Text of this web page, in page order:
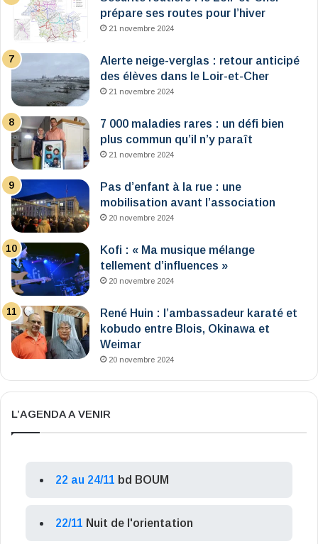
prépare ses routes pour l’hiver
21 novembre 2024
Alerte neige-verglas : retour anticipé
des élèves dans le Loir-et-Cher
21 novembre 2024
7 000 maladies rares : un défi bien
plus commun qu’il n’y paraît
21 novembre 2024
Pas d’enfant à la rue : une
mobilisation avant l’association
20 novembre 2024
Kofi : « Ma musique mélange
tellement d’influences »
20 novembre 2024
René Huin : l’ambassadeur karaté et
kobudo entre Blois, Okinawa et
Weimar
20 novembre 2024
L’AGENDA A VENIR
22 au 24/11 bd BOUM
22/11 Nuit de l'orientation